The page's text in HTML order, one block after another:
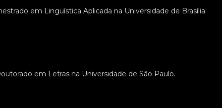
em Linguística Aplicada na Universidade de Brasília.
em Letras na Universidade de São Paulo.